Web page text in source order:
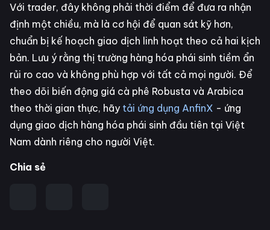
Với trader, đây không phải thời điểm để đưa ra nhận
định một chiều, mà là cơ hội để quan sát kỹ hơn,
chuẩn bị kế hoạch giao dịch linh hoạt theo cả hai kịch
bản. Lưu ý rằng thị trường hàng hóa phái sinh tiềm ẩn
rủi ro cao và không phù hợp với tất cả mọi người. Để
theo dõi biến động giá cà phê Robusta và Arabica
theo thời gian thực, hãy tải ứng dụng AnfinX - ứng
dụng giao dịch hàng hóa phái sinh đầu tiên tại Việt
Nam dành riêng cho người Việt.
Chia sẻ